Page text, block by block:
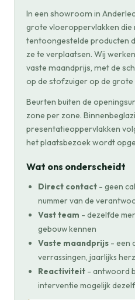
In een showroom in
grote vloeroppervlakken die
tentoongestelde producten
ze te verplaatsen. Wij
vaste maandprijs, met de
op de stofzuiger op de grote
Beurten buiten de
zone per zone.
presentatieoppervlakken
het plaatsbezoek wordt
Wat ons onderscheidt
Direct contact - geen
nummer van de
Vast team - dezelfde
gebouw kennen
Vaste maandprijs - een
verrassingen, jaarlijks
Reactiviteit - antwoord
interventie mogelijk